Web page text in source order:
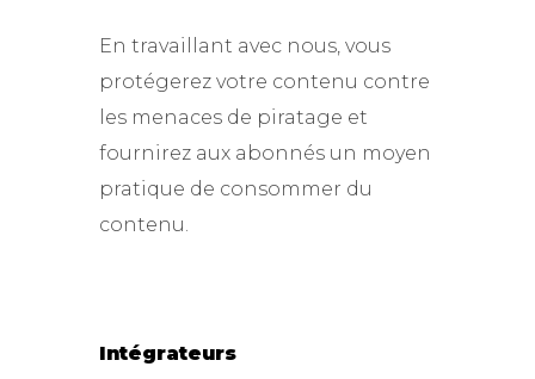
En travaillant avec nous, vous
protégerez votre contenu contre
les menaces de piratage et
fournirez aux abonnés un moyen
pratique de consommer du
contenu.
Intégrateurs